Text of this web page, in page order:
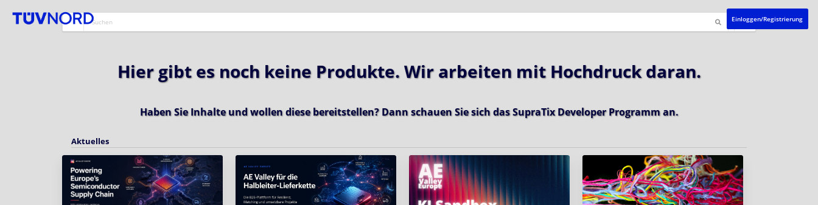
Einloggen/Registrierung
Hier gibt es noch keine Produkte. Wir arbeiten mit Hochdruck daran.
Haben Sie Inhalte und wollen diese bereitstellen? Dann schauen Sie sich dasSupraTix Developer Programman.
Aktuelles